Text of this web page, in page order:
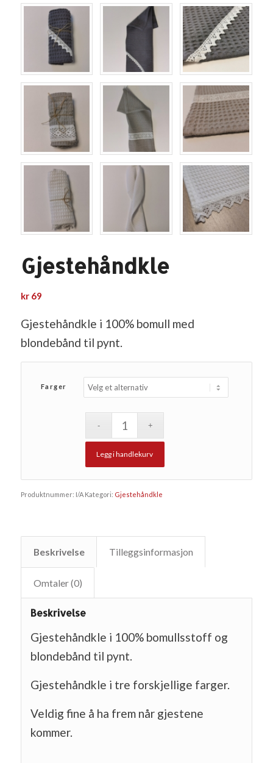
Gjestehåndkle
kr69
Gjestehåndkle i 100% bomull med
blondebånd til pynt.
Farger
Legg i handlekurv
Produktnummer: I/A Kategori: Gjestehåndkle
Beskrivelse Tilleggsinformasjon
Omtaler (0)
Beskrivelse
Gjestehåndkle i 100% bomullsstoff og
blondebånd til pynt.
Gjestehåndkle i tre forskjellige farger.
Veldig fine å ha frem når gjestene
kommer.